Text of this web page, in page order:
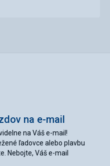
na e-mail
na Váš e-mail!
ľadovce alebo plavbu
Nebojte, Váš e-mail